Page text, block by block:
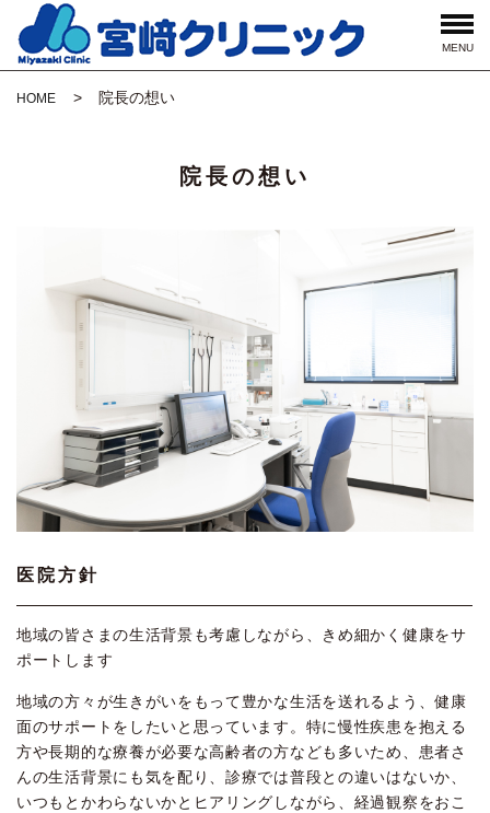
MENU
HOME 院長の想い
院長の想い
医院方針
地域の皆さまの生活背景も考慮しながら、きめ細かく健康をサ
ポートします
地域の方々が生きがいをもって豊かな生活を送れるよう、健康
面のサポートをしたいと思っています。特に慢性疾患を抱える
方や長期的な療養が必要な高齢者の方なども多いため、患者さ
んの生活背景にも気を配り、診療では普段との違いはないか、
いつもとかわらないかとヒアリングしながら、経過観察をおこ